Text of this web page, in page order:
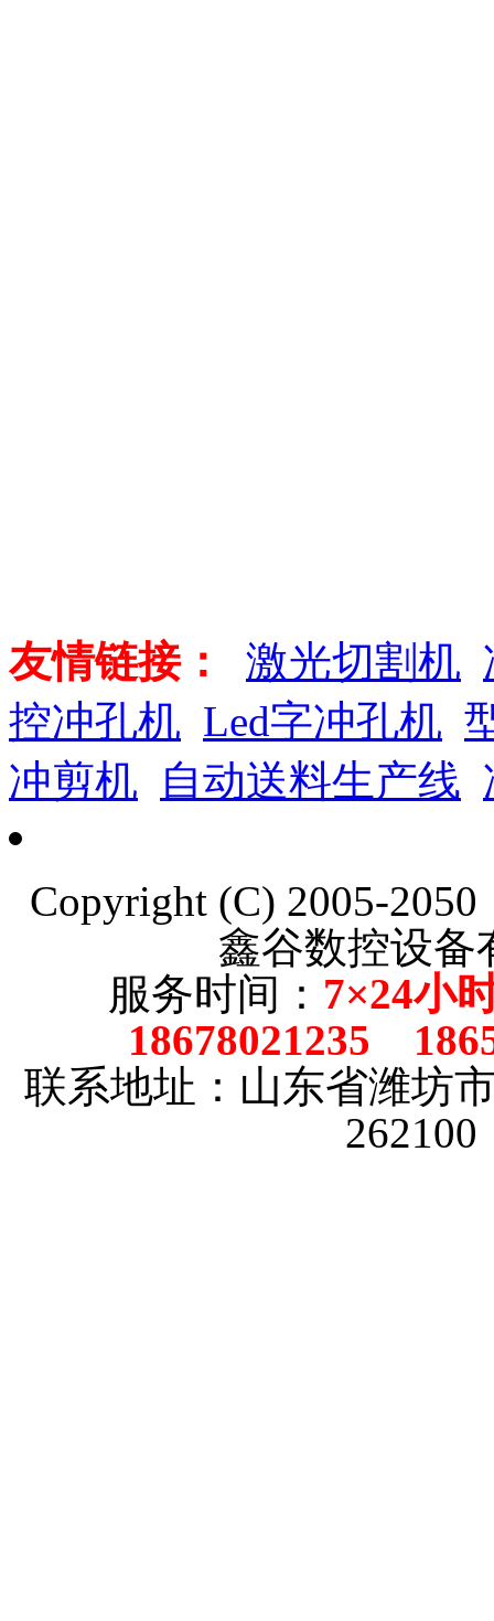
友情链接： 激光切割机
控冲孔机 Led字冲孔机
冲剪机
自动送料生产线
Copyright (C) 2005-
鑫谷数控设
服务时间： 7×24小
18678021235
联系地址：山东省潍坊